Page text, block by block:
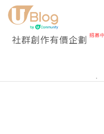
社群創作有價企劃